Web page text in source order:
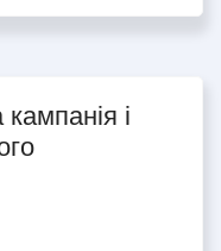
і